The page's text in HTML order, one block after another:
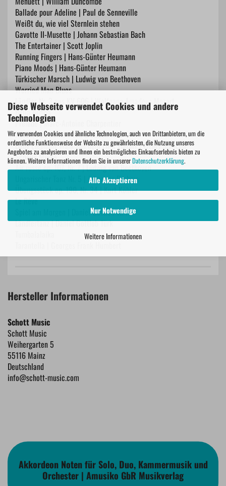
Diese Webseite verwendet Cookies und andere
Technologien
Wir verwenden Cookies und ähnliche Technologien, auch von Drittanbietern, um die
ordentliche Funktionsweise der Website zu gewährleisten, die Nutzung unseres
Angebotes zu analysieren und Ihnen ein bestmögliches Einkaufserlebnis bieten zu
können. Weitere Informationen finden Sie in unsererDatenschutzerklärung.
Alle Akzeptieren
Nur Notwendige
Weitere Informationen
Ballade pour Adeline | Paul de Senneville
Weißt du, wie viel Sternlein stehen
Gavotte II-Musette | Johann Sebastian Bach
The Entertainer | Scott Joplin
Running Fingers | Hans-Günter Heumann
Piano Moods | Hans-Günter Heumann
Türkischer Marsch | Ludwig van Beethoven
Worried Man Blues
Ländler Nr. 3 aus KV 606 | Wolfgang Amadeus Mozart
Bella Bimba
Prélude | Marc-Antoine Charpentier
Horch, was kommt von draußen rein
Baby Elephant Walk aus dem Film 'Hatari' | Henry Mancini
Schöne Minka
Air russe op. 107, Nr. 7 | Ludwig van Beethoven
Ungarischer Tanz Nr. 5 | Johannes Brahms
Übungsstück op. 190, Nr. 34 | Kurt Köhler
Le Rêve
Spiel am Morgen | Daniel Gottlob Türk
Ländlertanz | Daniel Gottlob Türk
Hersteller Informationen
Schott Music
Schott Music
Weihergarten 5
55116 Mainz
Deutschland
info@schott-music.com
Akkordeon Noten für Solo, Duo, Kammermusik und
Orchester | Amusiko GbR Musikverlag